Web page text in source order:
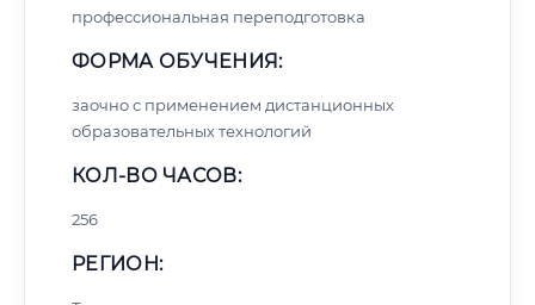
профессиональная переподготовка
ФОРМА ОБУЧЕНИЯ:
заочно с применением дистанционных
образовательных технологий
КОЛ-ВО ЧАСОВ:
256
РЕГИОН: